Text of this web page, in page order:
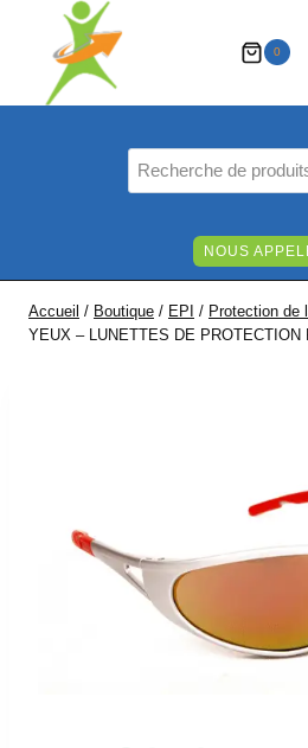
contenu
0
Recherche
pour :
NOUS
Accueil / Boutique / EPI / Protection de
YEUX – LUNETTES DE PROTECTION